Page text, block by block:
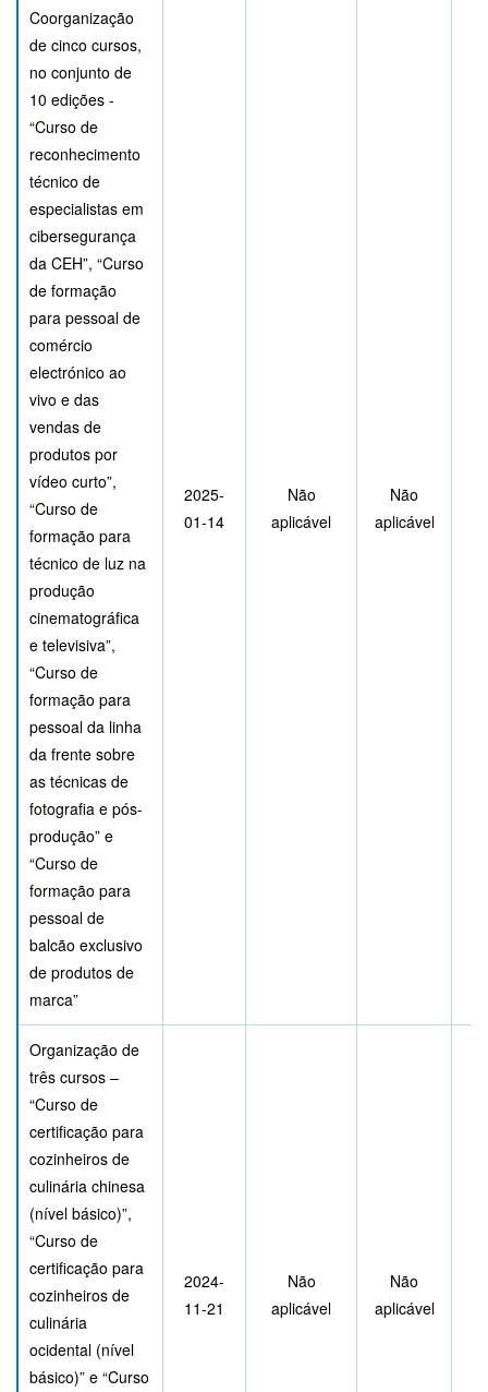
Coorganização
de cinco cursos,
no conjunto de
10 edições -
“Curso de
reconhecimento
técnico de
especialistas em
cibersegurança
da CEH”, “Curso
de formação
para pessoal de
comércio
electrónico ao
vivo e das
vendas de
produtos por
vídeo curto”,
“Curso de
formação para
técnico de luz na
produção
cinematográfica
e televisiva”,
“Curso de
formação para
pessoal da linha
da frente sobre
as técnicas de
fotografia e pós-
produção” e
“Curso de
formação para
pessoal de
balcão exclusivo
de produtos de
marca”
2025-
01-14
Não
aplicável
Não
aplicável
Organização de
três cursos –
“Curso de
certificação para
cozinheiros de
culinária chinesa
(nível básico)”,
“Curso de
certificação para
cozinheiros de
culinária
ocidental (nível
básico)” e “Curso
2024-
11-21
Não
aplicável
Não
aplicável